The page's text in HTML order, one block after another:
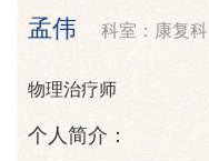
孟伟 科室：康复科
物理治疗师
个人简介：